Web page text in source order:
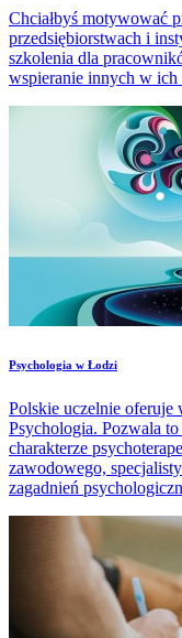
Chciałbyś motywować
przedsiębiorstwach i
szkolenia dla
wspieranie innych w
​Psychologia w Łodzi
Polskie uczelnie oferuje
Psychologia. Pozwala
charakterze
zawodowego,
zagadnień
rekrutacja, program